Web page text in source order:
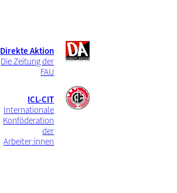
Direkte Aktion
Die Zeitung der
FAU
ICL-CIT
Internationale
Konföderation
der
Arbeiter:innen